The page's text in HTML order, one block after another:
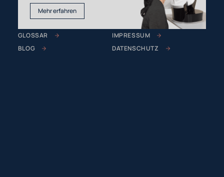
Mehr erfahren
GLOSSAR
BLOG
IMPRESSUM
DATENSCHUTZ